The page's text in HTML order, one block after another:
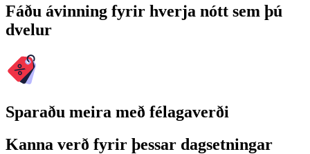
Fáðu ávinning fyrir hverja nótt sem þú
dvelur
Sparaðu meira með félagaverði
Kanna verð fyrir þessar dagsetningar